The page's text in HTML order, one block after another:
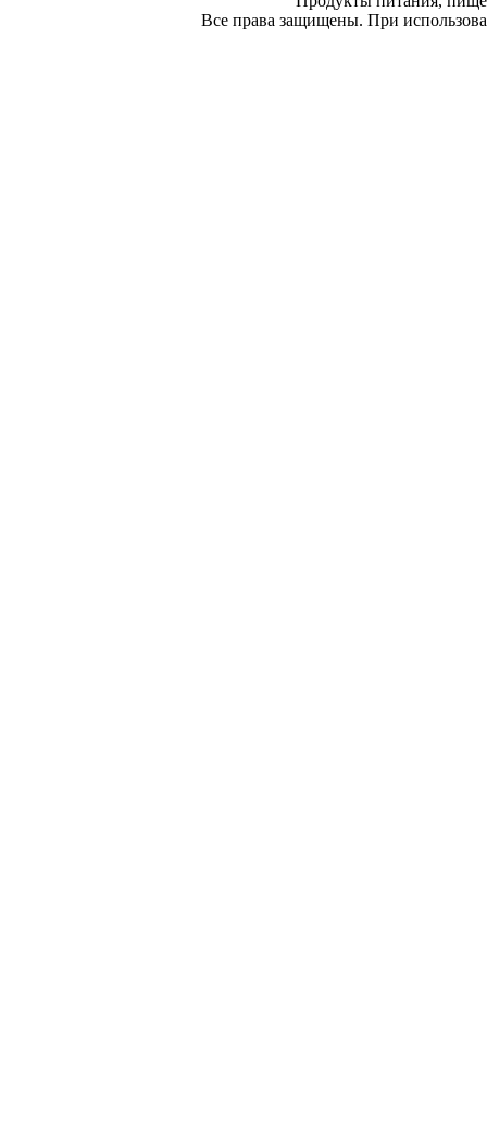
Все права защищены. При